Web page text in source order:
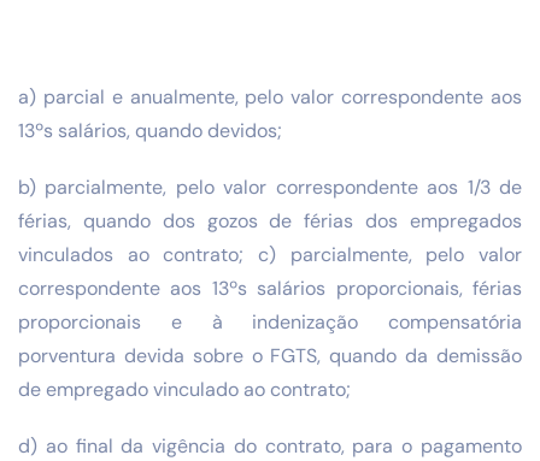
a) parcial e anualmente, pelo valor correspondente aos
13ºs salários, quando devidos;
b) parcialmente, pelo valor correspondente aos 1/3 de
férias, quando dos gozos de férias dos empregados
vinculados ao contrato; c) parcialmente, pelo valor
correspondente aos 13ºs salários proporcionais, férias
proporcionais e à indenização compensatória
porventura devida sobre o FGTS, quando da demissão
de empregado vinculado ao contrato;
d) ao final da vigência do contrato, para o pagamento